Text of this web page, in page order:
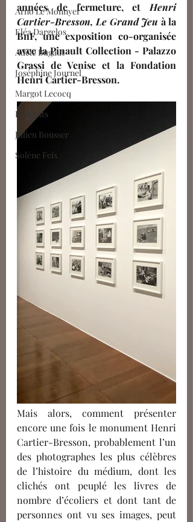
Arno Le Monnyer
Eléa Dargelos
Adèle Bugaut
Joséphine Journel
Margot Lecocq
Podcasts
Julien Bousser
Solène Feix
années de fermeture, et Henri
Cartier-Bresson, Le Grand Jeu à la
BnF, une exposition co-organisée
avec la Pinault Collection - Palazzo
Grassi de Venise et la Fondation
Henri Cartier-Bresson.
Mais alors, comment présenter
encore une fois le monument Henri
Cartier-Bresson, probablement l’un
des photographes les plus célèbres
de l’histoire du médium, dont les
clichés ont peuplé les livres de
nombre d’écoliers et dont tant de
personnes ont vu ses images, peut